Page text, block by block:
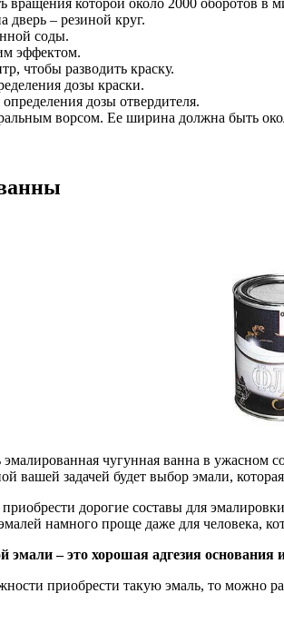
дверь – резиной круг.
соды.
эффектом.
чтобы разводить краску.
дозы краски.
дозы отвердителя.
ворсом. Ее ширина должна быть
чугунная ванна в ужасном
вашей задачей будет выбор эмали,
приобрести дорогие составы для
намного проще даже для человека,
эмали – это хорошая адгезия
приобрести такую эмаль, то можно